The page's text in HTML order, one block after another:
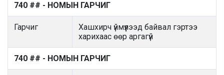
740 ## - НОМЫН ГАРЧИГ
Гарчиг
Хашхирч үймүүлээд байвал гэртээ
харихаас өөр аргагүй
740 ## - НОМЫН ГАРЧИГ